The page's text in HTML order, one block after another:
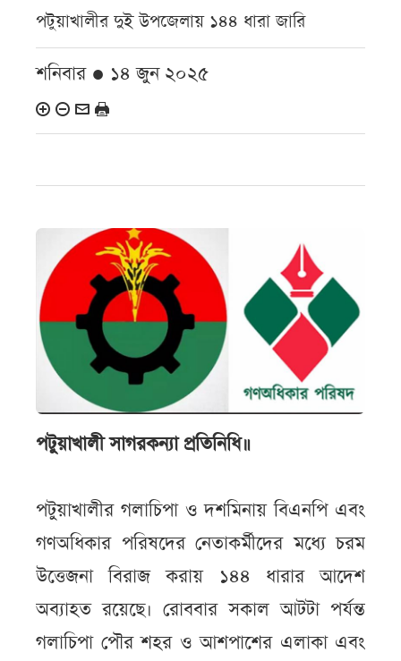
পটুয়াখালীর দুই উপজেলায় ১৪৪ ধারা জারি
শনিবার ● ১৪ জুন ২০২৫
পটুয়াখালী সাগরকন্যা প্রতিনিধি॥
পটুয়াখালীর গলাচিপা ও দশমিনায় বিএনপি এবং
গণঅধিকার পরিষদের নেতাকর্মীদের মধ্যে চরম
উত্তেজনা বিরাজ করায় ১৪৪ ধারার আদেশ
অব্যাহত রয়েছে। রোববার সকাল আটটা পর্যন্ত
গলাচিপা পৌর শহর ও আশপাশের এলাকা এবং